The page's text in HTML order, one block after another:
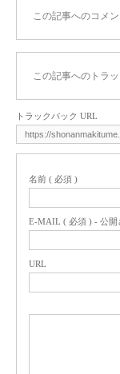
この記事へのコメン
この記事へのトラ
トラックバック URL
名前 ( 必須 )
E-MAIL ( 必須 ) - 公開
URL